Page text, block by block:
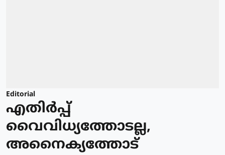
Editorial
എതിർപ്പ്
വൈവിധ്യത്തോടല്ല,
അനൈക്യത്തോട്